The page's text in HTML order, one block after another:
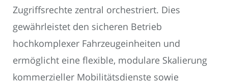
Zugriffsrechte zentral orchestriert. Dies
gewährleistet den sicheren Betrieb
hochkomplexer Fahrzeugeinheiten und
ermöglicht eine flexible, modulare Skalierung
kommerzieller Mobilitätsdienste sowie